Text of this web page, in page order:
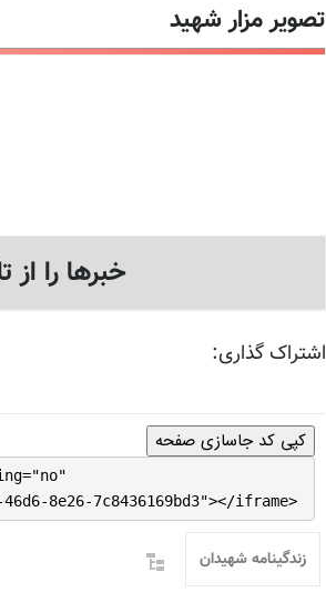
تصویر مزار شهید
خبرها را از
اشتراک گذاری:
کپی کد جاسازی صفحه
8e26-7c8436169bd3"></iframe>
زندگینامه شهیدان